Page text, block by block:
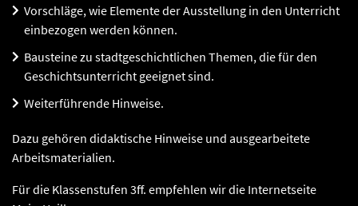
Vorschläge, wie Elemente der Ausstellung in den Unterricht
einbezogen werden können.
Bausteine zu stadtgeschichtlichen Themen, die für den
Geschichtsunterricht geeignet sind.
Weiterführende Hinweise.
Dazu gehören didaktische Hinweise und ausgearbeitete
Arbeitsmaterialien.
Für die Klassenstufen 3ff. empfehlen wir die Internetseite